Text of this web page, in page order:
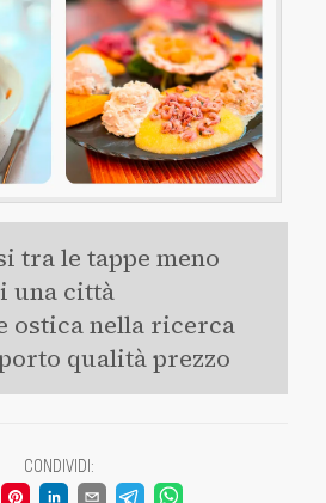
tra le tappe meno
una città
ostica nella ricerca
qualità prezzo
CONDIVIDI: